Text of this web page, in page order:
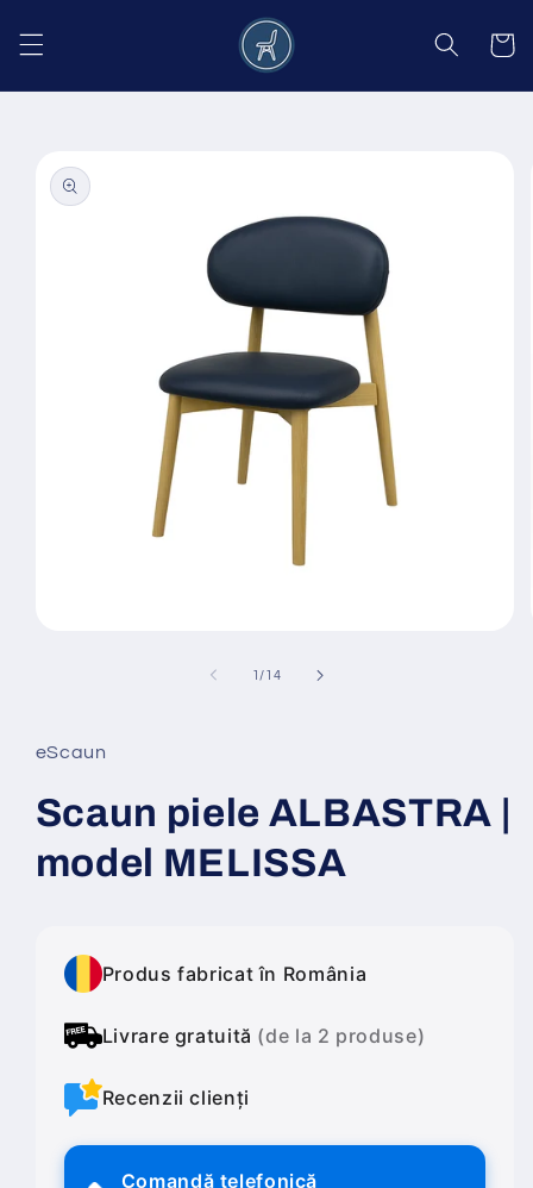
conținut
Coș
informațiile
despre
produs
fereastră
modală
1 /din
14
eScaun
Scaun piele ALBASTRA |
model MELISSA
Produs fabricat în România
Livrare gratuită (de la 2 produse)
Recenzii clienți
Comandă telefonică